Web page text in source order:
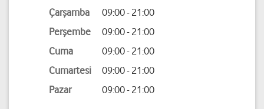
Çarşamba
09:00 - 21:00
Perşembe
09:00 - 21:00
Cuma
09:00 - 21:00
Cumartesi
09:00 - 21:00
Pazar
09:00 - 21:00